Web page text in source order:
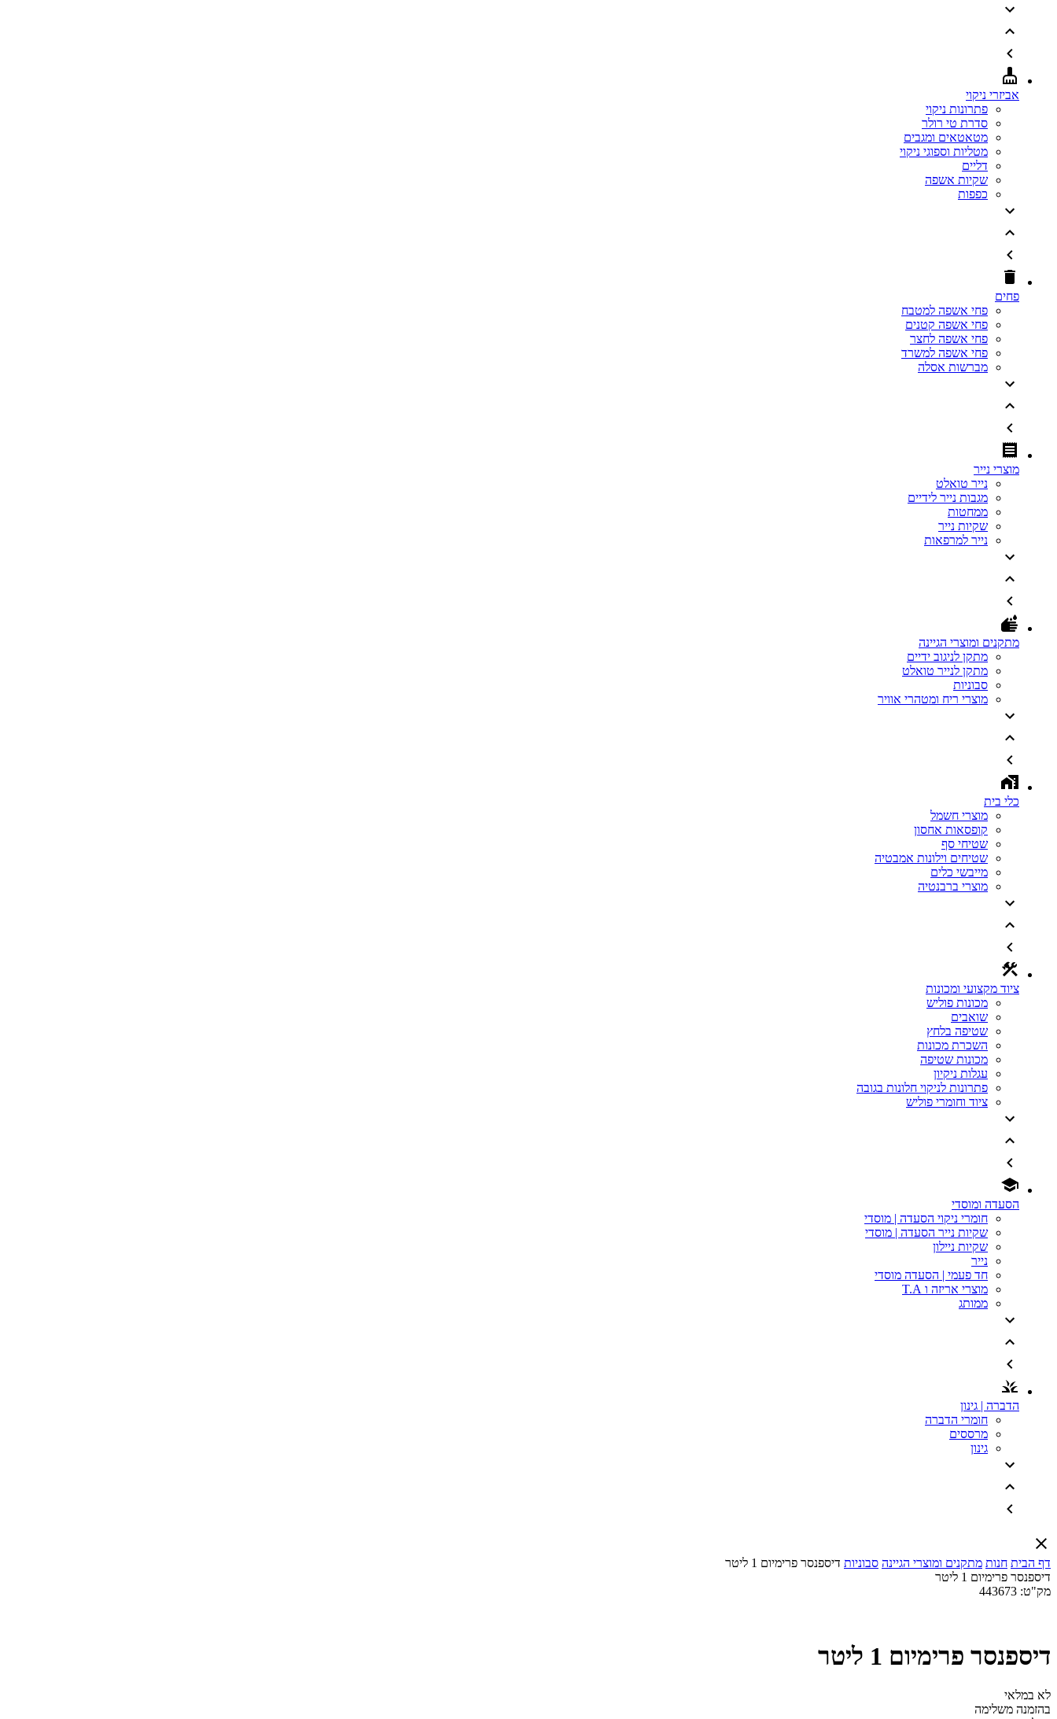
אביזרי ניקוי
פתרונות ניקוי
סדרת טי רולר
מטאטאים ומגבים
מטליות וספוגי ניקוי
דליים
שקיות אשפה
כפפות
פחים
פחי אשפה למטבח
פחי אשפה קטנים
פחי אשפה לחצר
פחי אשפה למשרד
מברשות אסלה
מוצרי נייר
נייר טואלט
מגבות נייר לידיים
ממחטות
שקיות נייר
נייר למרפאות
מתקנים ומוצרי הגיינה
מתקן לניגוב ידיים
מתקן לנייר טואלט
סבוניות
מוצרי ריח ומטהרי אוויר
כלי בית
מוצרי חשמל
קופסאות אחסון
שטיחי סף
שטיחים וילונות אמבטיה
מייבשי כלים
מוצרי ברבנטיה
ציוד מקצועי ומכונות
מכונות פוליש
שואבים
שטיפה בלחץ
השכרת מכונות
מכונות שטיפה
עגלות ניקיון
פתרונות לניקוי חלונות בגובה
ציוד וחומרי פוליש
הסעדה ומוסדי
חומרי ניקוי הסעדה | מוסדי
שקיות נייר הסעדה | מוסדי
שקיות ניילון
נייר
חד פעמי | הסעדה מוסדי
מוצרי אריזה ו T.A
ממותג
הדברה | גינון
חומרי הדברה
מרססים
גינון
דף הבית חנות מתקנים ומוצרי הגיינה סבוניות דיספנסר פרימיום 1 ליטר
דיספנסר פרימיום 1 ליטר
מק"ט: 443673
דיספנסר פרימיום 1 ליטר
לא במלאי
בהזמנה משלימה